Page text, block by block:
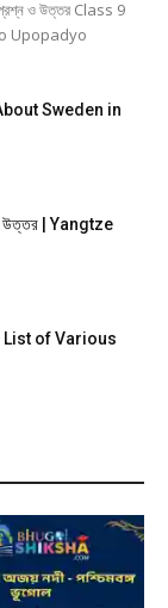
প্রশ্ন ও উত্তর Class 9
Upopadyo
About Sweden in
উত্তর | Yangtze
| List of Various